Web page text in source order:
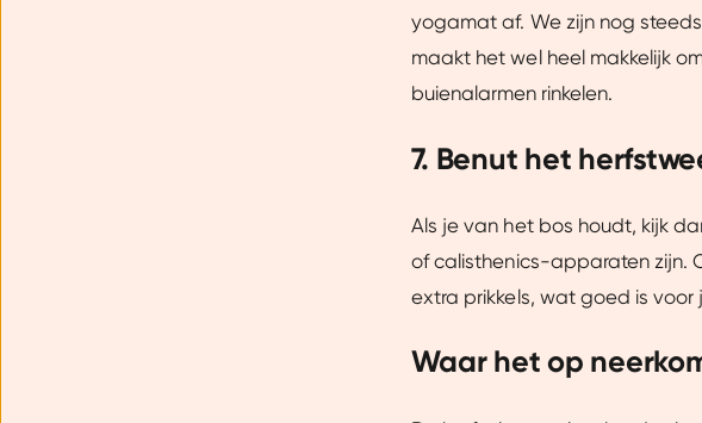
yogamat af. We zijn nog
maakt het wel heel makkelijk
buienalarmen rinkelen.
7. Benut het
Als je van het bos houdt, kijk
of calisthenics-apparaten zijn.
extra prikkels, wat goed is voor
Waar het op